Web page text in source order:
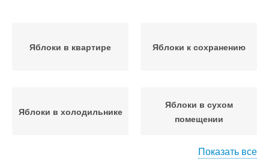
Яблоки в квартире Яблоки к сохранению
Яблоки в холодильнике
Яблоки в сухом
помещении
Показать все